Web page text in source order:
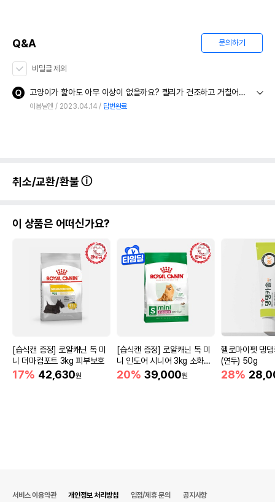
Q&A 문의하기
비밀글 제외
고양이가 핥아도 아무 이상이 없을까요? 젤리가 건조하고 거칠어보여서 발라주고 싶은데.. 먹어도 이상이 없을런지 걱정이 되네요
이봄날엔 2023.04.14 답변완료
취소/교환/환불
이 상품은 어떠신가요?
[습식캔 증정] 로얄캐닌 독 미
니 더마컴포트 3kg 피부보호
17% 42,630원
[습식캔 증정] 로얄캐닌 독 미
니 인도어 시니어 3kg 소화도
움
20% 39,000원
헬로마이펫 댕
(연두) 50g
28%
서비스 이용약관 개인정보 처리방침 입점/제휴 문의 공지사항